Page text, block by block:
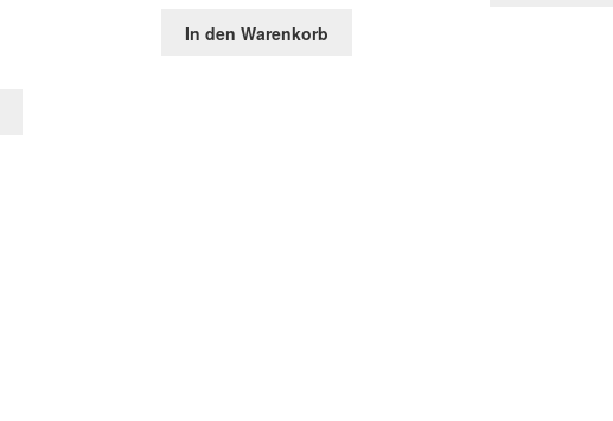
In den Warenkorb